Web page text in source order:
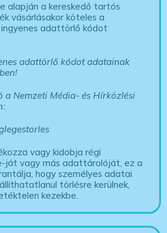
alapján a kereskedő tartós
vásárlásakor köteles a
adattörlő kódot
adattörlő kódot adatainak
a Nemzeti Média- és Hírközlési
vagy kidobja régi
ját vagy más adattárolóját, ez a
hogy személyes adatai
törlésre kerülnek,
kezekbe.